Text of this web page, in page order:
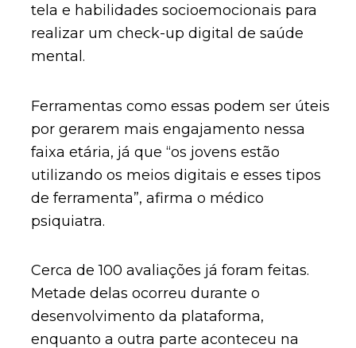
tela e habilidades socioemocionais para
realizar um check-up digital de saúde
mental.
Ferramentas como essas podem ser úteis
por gerarem mais engajamento nessa
faixa etária, já que “os jovens estão
utilizando os meios digitais e esses tipos
de ferramenta”, afirma o médico
psiquiatra.
Cerca de 100 avaliações já foram feitas.
Metade delas ocorreu durante o
desenvolvimento da plataforma,
enquanto a outra parte aconteceu na